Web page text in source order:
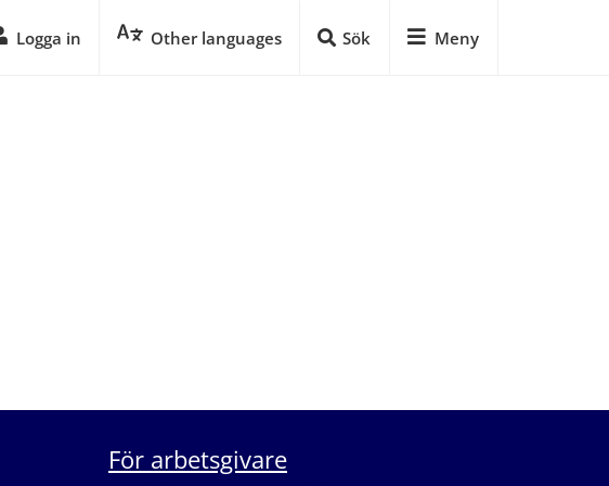
Logga in Other languages Sök Meny
För arbetsgivare